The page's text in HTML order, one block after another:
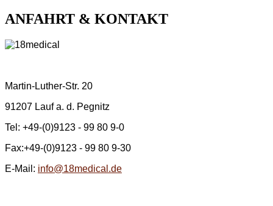
ANFAHRT & KONTAKT
Martin-Luther-Str. 20
91207 Lauf a. d. Pegnitz
Tel: +49-(0)9123 - 99 80 9-0
Fax:+49-(0)9123 - 99 80 9-30
E-Mail: info@18medical.de